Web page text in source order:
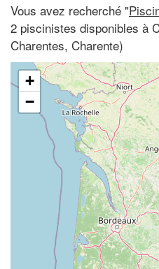
Vous avez recherché "
2 piscinistes disponibles à
Charentes, Charente)
+
−